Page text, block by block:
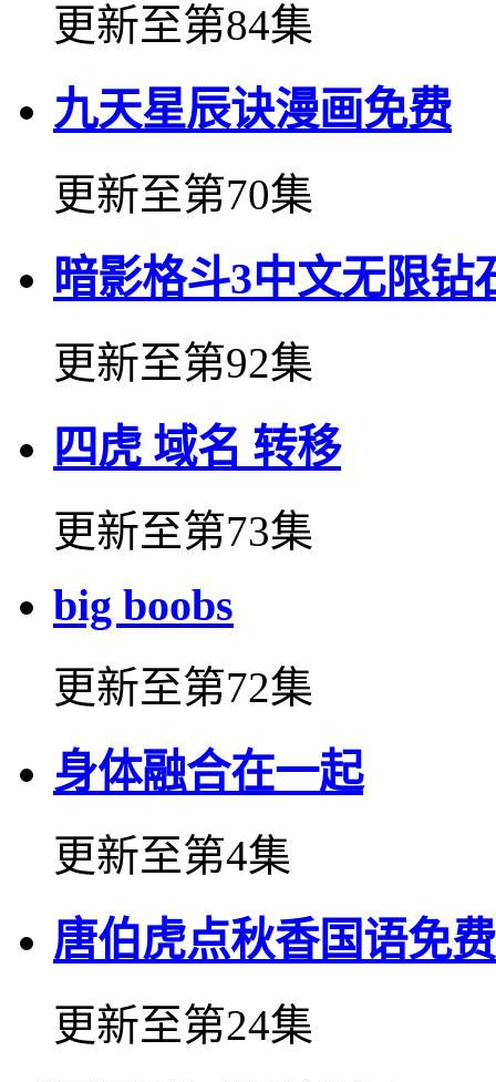
更新至第84集
九天星辰诀漫画免费
更新至第70集
暗影格斗3中文无限钻
更新至第92集
四虎 域名 转移
更新至第73集
big boobs
更新至第72集
身体融合在一起
更新至第4集
唐伯虎点秋香国语免费
更新至第24集